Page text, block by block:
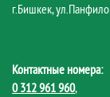
г.Бишкек,
Контактные номера:
0 312 961 960,